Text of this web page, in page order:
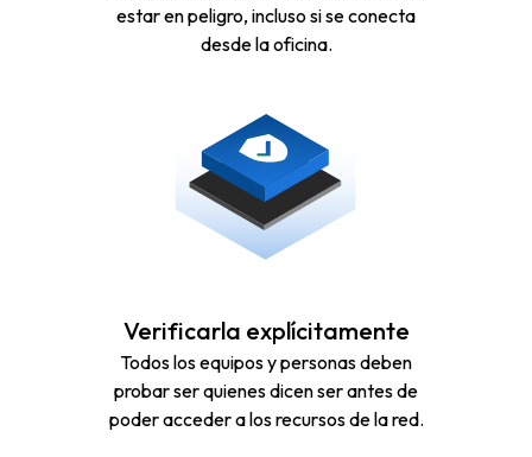
estar en peligro, incluso si se conecta
desde la oficina.
Verificarla explícitamente
Todos los equipos y personas deben
probar ser quienes dicen ser antes de
poder acceder a los recursos de la red.